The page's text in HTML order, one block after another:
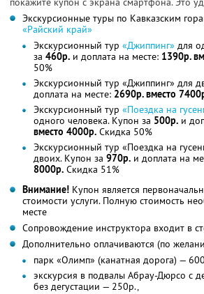
Экскурсионные туры по Кавказским
«Райский край»
Экскурсионный тур «Джиппинг» для
за 460р. и доплата на месте: 1390р.
50%
Экскурсионный тур «Джиппинг» для
доплата на месте: 2690р. вместо
Экскурсионный тур «Поездка на
одного человека. Купон за 500р. и
вместо 4000р. Скидка 50%
Экскурсионный тур «Поездка на
двоих. Купон за 970р. и доплата на
8000р. Скидка 51%
Внимание! Купон является
стоимости услуги. Полную стоимость
месте
Сопровождение инструктора входит в
Дополнительно оплачиваются (по
парк «Олимп» (канатная дорога) —
экскурсия в подвалы Абрау-Дюрсо с
без дегустации — 250р.,